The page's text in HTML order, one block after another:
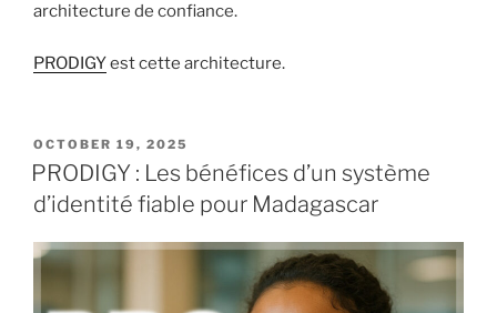
architecture de confiance.
PRODIGYest cette architecture.
POSTED
ON
OCTOBER 19, 2025
PRODIGY : Les bénéfices d’un système
d’identité fiable pour Madagascar